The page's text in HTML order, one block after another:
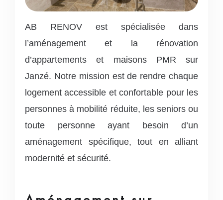
AB RENOV est spécialisée dans
l’aménagement et la rénovation
d’appartements et maisons PMR sur
Janzé. Notre mission est de rendre chaque
logement accessible et confortable pour les
personnes à mobilité réduite, les seniors ou
toute personne ayant besoin d’un
aménagement spécifique, tout en alliant
modernité et sécurité.